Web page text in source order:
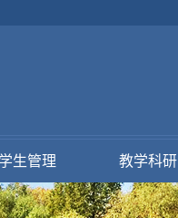
学生管理 教学科研